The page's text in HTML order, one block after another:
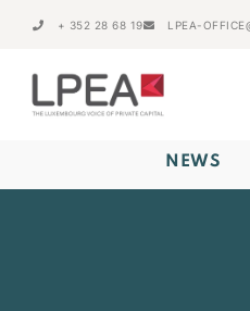
+ 352 28 68 19 LPEA-
NEWS